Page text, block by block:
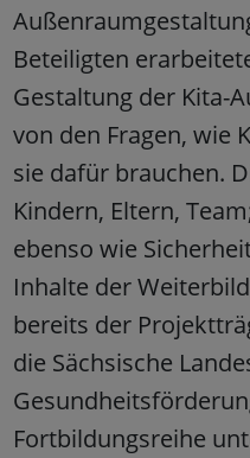
Beteiligten
Gestaltung der Kita-
von den Fragen, wie
sie dafür brauchen.
Kindern, Eltern,
ebenso wie
Inhalte der
bereits der
die Sächsische
Fortbildungsreihe